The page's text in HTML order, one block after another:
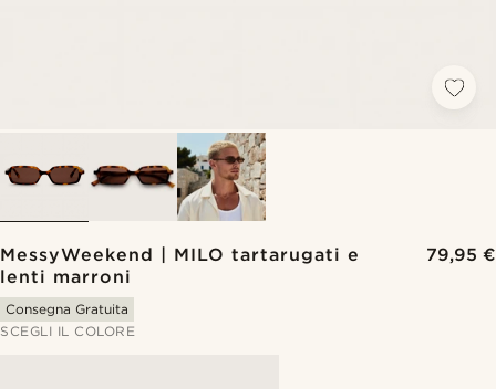
MessyWeekend | MILO tartarugati e
lenti marroni
79,95 €
Consegna Gratuita
SCEGLI IL COLORE